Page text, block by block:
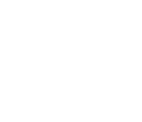
Kit de montage pour plaques de
quantité de Kit de montage pour